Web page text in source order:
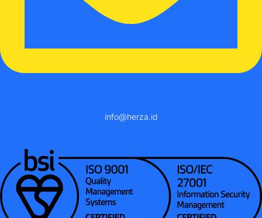
info@herza.id